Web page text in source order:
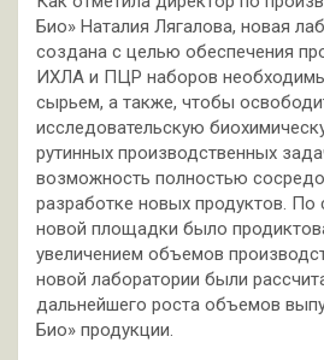
Био» Наталия Лягалова, новая
создана с целью обеспечения
ИХЛА и ПЦР наборов
сырьем, а также, чтобы
исследовательскую
рутинных производственных
возможность полностью
разработке новых продуктов. По
новой площадки было
увеличением объемов
новой лаборатории были
дальнейшего роста объемов
Био» продукции.